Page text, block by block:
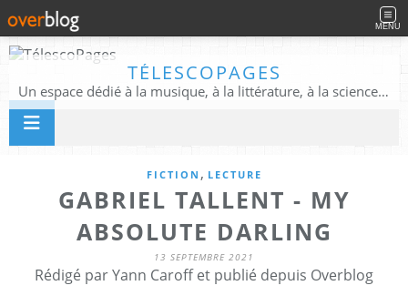
MENU
TÉLESCOPAGES
Un espace dédié à la musique, à la littérature, à la science, à la conscience, et au-delà
FICTION , LECTURE
GABRIEL TALLENT - MY
ABSOLUTE DARLING
13 SEPTEMBRE 2021
Rédigé par Yann Caroff et publié depuis Overblog